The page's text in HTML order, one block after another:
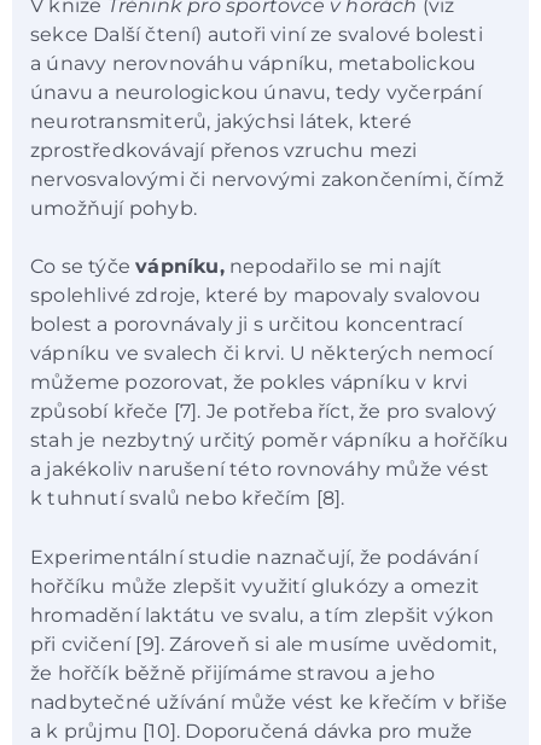
V knize Trénink pro sportovce v horách (viz
sekce Další čtení) autoři viní ze svalové bolesti
a únavy nerovnováhu vápníku, metabolickou
únavu a neurologickou únavu, tedy vyčerpání
neurotransmiterů, jakýchsi látek, které
zprostředkovávají přenos vzruchu mezi
nervosvalovými či nervovými zakončeními, čímž
umožňují pohyb.
Co se týčevápníku,nepodařilo se mi najít
spolehlivé zdroje, které by mapovaly svalovou
bolest a porovnávaly ji s určitou koncentrací
vápníku ve svalech či krvi. U některých nemocí
můžeme pozorovat, že pokles vápníku v krvi
způsobí křeče [7]. Je potřeba říct, že pro svalový
stah je nezbytný určitý poměr vápníku a hořčíku
a jakékoliv narušení této rovnováhy může vést
k tuhnutí svalů nebo křečím [8].
Experimentální studie naznačují, že podávání
hořčíku může zlepšit využití glukózy a omezit
hromadění laktátu ve svalu, a tím zlepšit výkon
při cvičení [9]. Zároveň si ale musíme uvědomit,
že hořčík běžně přijímáme stravou a jeho
nadbytečné užívání může vést ke křečím v břiše
a k průjmu [10]. Doporučená dávka pro muže